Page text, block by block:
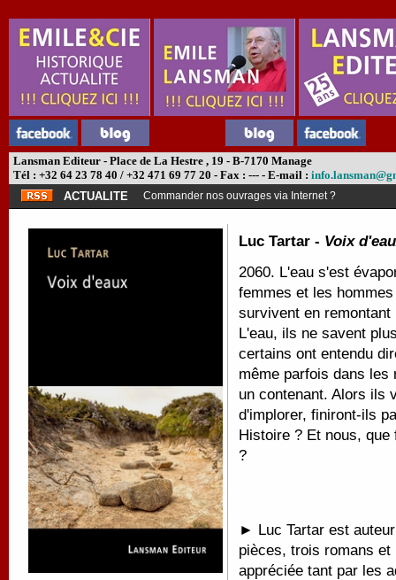
Lansman Editeur - Place de La Hestre , 19 - B-7170 Manage
Tél : +32 64 23 78 40 / +32 471 69 77 20 - Fax : --- - E-mail :
ACTUALITE
Commander nos ouvrages via Internet ?
Luc Tartar - Voix
2060. L'eau s'est
femmes et les
survivent en remontant
L'eau, ils ne savent
certains ont entendu
même parfois dans
un contenant. Alors ils
d'implorer, finiront-ils
Histoire ? Et nous,
?
► Luc Tartar est
pièces, trois romans et
appréciée tant par les